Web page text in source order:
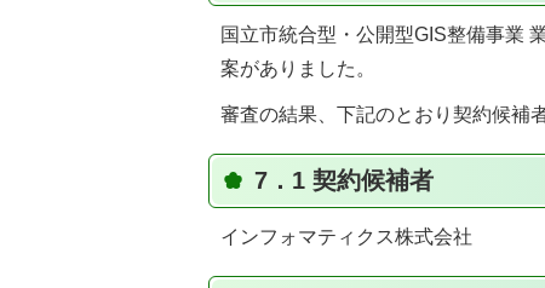
国立市統合型・公開型GIS整備事業
案がありました。
審査の結果、下記のとおり契約候補
7．1 契約候補者
インフォマティクス株式会社